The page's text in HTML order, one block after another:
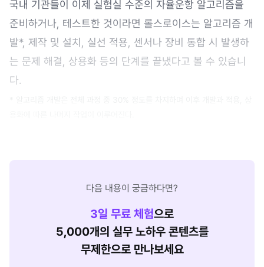
국내 기관들이 이제 실험실 수준의 자율운항 알고리즘을
준비하거나, 테스트한 것이라면 롤스로이스는 알고리즘 개
발*, 제작 및 설치, 실선 적용, 센서나 장비 통합 시 발생하
는 문제 해결, 상용화 등의 단계를 끝냈다고 볼 수 있습니
다.
다음 내용이 궁금하다면?
3일 무료 체험으로
5,000개의 실무 노하우 콘텐츠를
무제한으로 만나보세요